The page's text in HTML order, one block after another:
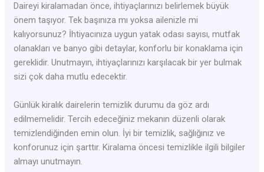
Daireyi kiralamadan önce, ihtiyaçlarınızı belirlemek büyük
önem taşıyor. Tek başınıza mı yoksa ailenizle mi
kalıyorsunuz? İhtiyacınıza uygun yatak odası sayısı, mutfak
olanakları ve banyo gibi detaylar, konforlu bir konaklama için
gereklidir. Unutmayın, ihtiyaçlarınızı karşılacak bir yer bulmak
sizi çok daha mutlu edecektir.
Günlük kiralık dairelerin temizlik durumu da göz ardı
edilmemelidir. Tercih edeceğiniz mekanın düzenli olarak
temizlendiğinden emin olun. İyi bir temizlik, sağlığınız ve
konforunuz için şarttır. Kiralama öncesi temizlikle ilgili bilgiler
almayı unutmayın.